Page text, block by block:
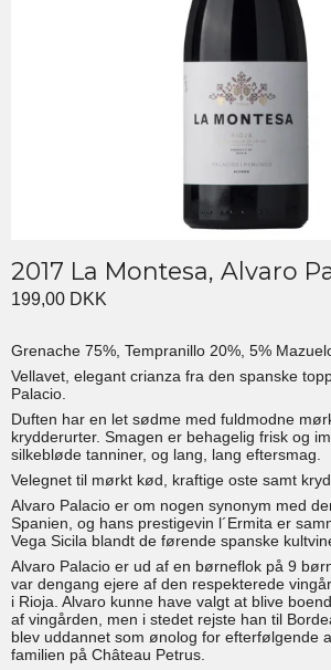
2017 La Montesa, Alvaro
199,00 DKK
Grenache 75%, Tempranillo 20%, 5%
Vellavet, elegant crianza fra den spanske
Palacio.
Duften har en let sødme med fuldmodne
krydderurter. Smagen er behagelig frisk og
silkebløde tanniner, og lang, lang eftersmag.
Velegnet til mørkt kød, kraftige oste samt
Alvaro Palacio er om nogen synonym med
Spanien, og hans prestigevin l´Ermita er
Vega Sicila blandt de førende spanske
Alvaro Palacio er ud af en børneflok på 9
var dengang ejere af den respekterede
i Rioja. Alvaro kunne have valgt at blive
af vingården, men i stedet rejste han til
blev uddannet som ønolog for efterfølgende
familien på Château Petrus.